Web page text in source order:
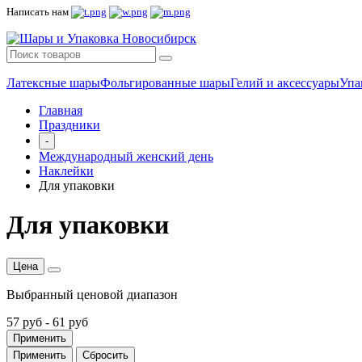
Написать нам
Латексные шарыФольгированные шарыГелий и аксессуары
Главная
Праздники
-
Международный женский день
Наклейки
Для упаковки
Для упаковки
Цена
Выбранный ценовой диапазон
57 руб - 61 руб
Применить
Применить
Сбросить